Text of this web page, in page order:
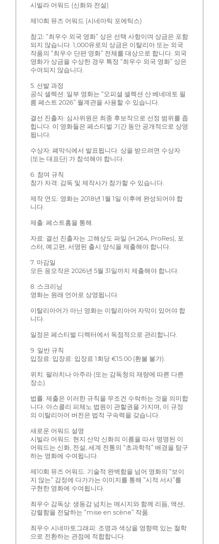
시빌라 어워드 (신화와 전설)
제10회 뮤즈 어워드 (시네마틱 포에틱스)
참고: “최우수 외국 영화” 상은 선택 사항이며 상금은 포함
되지 않습니다. 1,000유로의 상금은 이탈리아 또는 외국
작품의 “최우수 단편 영화” 전체를 대상으로 합니다. 외국
영화가 상금을 수상한 경우 특정 “최우수 외국 영화” 상은
수여되지 않습니다.
5. 선발 과정
공식 셀렉션: 일부 영화는 “오피셜 셀렉션 산 베네데토 필
름 페스트 2026” 월계관을 사용할 수 있습니다.
결선 진출자: 심사위원은 최종 후보작으로 선정 범위를 좁
힙니다. 이 영화들은 페스티벌 기간 동안 공개적으로 상영
됩니다.
수상자: 폐막식에서 발표됩니다. 상을 받으려면 수상자
(또는 대표단) 가 참석해야 합니다.
6. 참여 규칙
참가 자격: 감독 및 제작사가 참가할 수 있습니다.
제작 연도: 영화는 2018년 1월 1일 이후에 완성되어야 합
니다.
제출: 페스트홈을 통해.
자료: 결선 진출자는 고해상도 파일 (H.264, ProRes), 포
스터, 예고편, 서명된 출시 양식을 제출해야 합니다.
7. 마감일
모든 응모작은 2026년 5월 31일까지 제출해야 합니다.
8. 스크리닝
영화는 원래 언어로 상영됩니다.
이탈리아어가 아닌 영화는 이탈리아어 자막이 있어야 합
니다.
일정은 페스티벌 디렉터에서 독점적으로 관리합니다.
9. 일반 규칙
입장료: 입장료: 입장료 1회당 €15.00 (환불 불가).
위치: 팔라치나 아주라 (또는 감독청의 재량에 따른 다른
장소).
법률: 제출은 이러한 규칙을 무조건 수락하는 것을 의미합
니다. 아스콜리 피체노 법원이 관할권을 가지며, 이 규정
의 이탈리아어 버전은 법적 구속력을 갖습니다.
새로운 어워드 설명
시빌라 어워드: 현지 산악 신화의 이름을 따서 명명된 이
어워드는 신화, 전설, 세계 전통의 “초과학적” 배경을 탐구
하는 영화에 수여됩니다.
제10회 뮤즈 어워드: 기술적 완벽함을 넘어 영화의 “보이
지 않는” 감정에 다가가는 이미지를 통해 “시적 서사”를
구현한 영화에 수여됩니다.
최우수 감독상: 생동감 넘치는 메시지와 함께 리듬, 액션,
강렬함을 전달하는 “mise en scène” 작품.
최우수 시네마토그래피: 조명과 색상을 영향력 있는 철학
으로 전환하는 관점에 적합합니다.